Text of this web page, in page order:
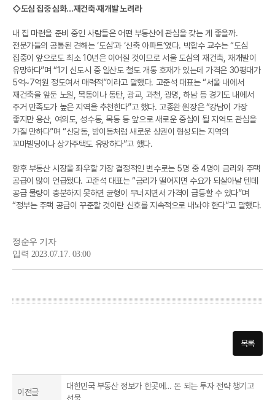
◇도심 집중 심화…재건축·재개발 노려라
내 집 마련을 준비 중인 사람들은 어떤 부동산에 관심을 갖는 게 좋을까.
전문가들의 공통된 견해는 ‘도심’과 ‘신축 아파트’였다. 박합수 교수는 “도심
집중이 앞으로도 최소 10년은 이어질 것이므로 서울 도심의 재건축, 재개발이
유망하다”며 “1기 신도시 중 일산도 철도 개통 호재가 있는데 가격은 30평대가
5억~7억원 정도여서 매력적”이라고 말했다. 고준석 대표는 “서울 내에서
재건축을 앞둔 노원, 목동이나 동탄, 광교, 과천, 광명, 하남 등 경기도 내에서
주거 만족도가 높은 지역을 추천한다”고 했다. 고종완 원장은 “강남이 가장
좋지만 용산, 여의도, 성수동, 목동 등 앞으로 새로운 중심이 될 지역도 관심을
가질 만하다”며 “신당동, 방이동처럼 새로운 상권이 형성되는 지역의
꼬마빌딩이나 상가주택도 유망하다”고 했다.
향후 부동산 시장을 좌우할 가장 결정적인 변수로는 5명 중 4명이 금리와 주택
공급이 많이 언급됐다. 고준석 대표는 “금리가 떨어지면 수요가 되살아날 텐데
공급 물량이 충분하지 못하면 균형이 무너지면서 가격이 급등할 수 있다”며
“정부는 주택 공급이 꾸준할 것이란 신호를 지속적으로 내놔야 한다”고 말했다.
정순우 기자
입력 2023.07.17. 03:00
목록
이전글
대한민국 부동산 정보가 한곳에… 돈 되는 투자 전략 챙기고
선물...